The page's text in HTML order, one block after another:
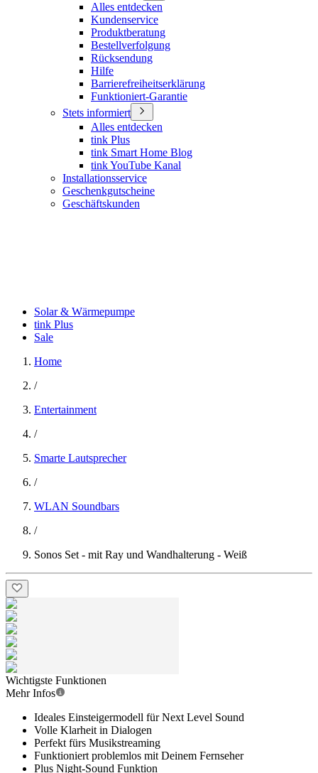
Alles entdecken
Kundenservice
Produktberatung
Bestellverfolgung
Rücksendung
Hilfe
Barrierefreiheitserklärung
Funktioniert-Garantie
Stets informiert
Alles entdecken
tink Plus
tink Smart Home Blog
tink YouTube Kanal
Installationsservice
Geschenkgutscheine
Geschäftskunden
Solar & Wärmepumpe
tink Plus
Sale
Home
/
Entertainment
/
Smarte Lautsprecher
/
WLAN Soundbars
/
Sonos Set - mit Ray und Wandhalterung - Weiß
Wichtigste Funktionen
Mehr Infos
Ideales Einsteigermodell für Next Level Sound
Volle Klarheit in Dialogen
Perfekt fürs Musikstreaming
Funktioniert problemlos mit Deinem Fernseher
Plus Night-Sound Funktion